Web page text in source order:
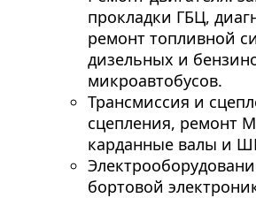
прокладки ГБЦ,
ремонт топливной
дизельных и
микроавтобусов.
Трансмиссия и
сцепления, ремонт
карданные валы и
бортовой